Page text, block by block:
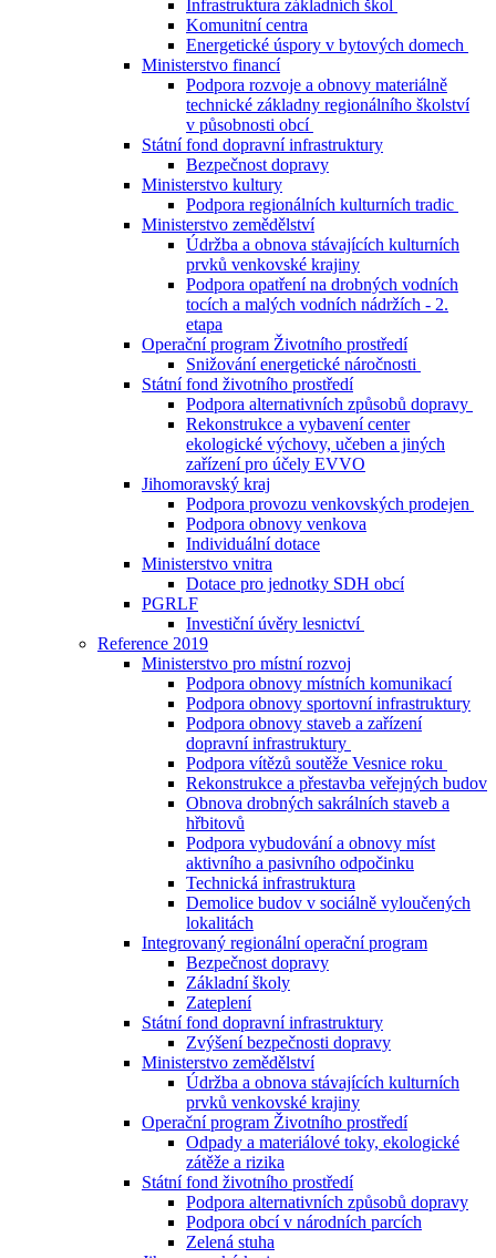
Infrastruktura základních škol
Komunitní centra
Energetické úspory v bytových domech
Ministerstvo financí
Podpora rozvoje a obnovy materiálně
technické základny regionálního školství
v působnosti obcí
Státní fond dopravní infrastruktury
Bezpečnost dopravy
Ministerstvo kultury
Podpora regionálních kulturních tradic
Ministerstvo zemědělství
Údržba a obnova stávajících kulturních
prvků venkovské krajiny
Podpora opatření na drobných vodních
tocích a malých vodních nádržích - 2.
etapa
Operační program Životního prostředí
Snižování energetické náročnosti
Státní fond životního prostředí
Podpora alternativních způsobů dopravy
Rekonstrukce a vybavení center
ekologické výchovy, učeben a jiných
zařízení pro účely EVVO
Jihomoravský kraj
Podpora provozu venkovských prodejen
Podpora obnovy venkova
Individuální dotace
Ministerstvo vnitra
Dotace pro jednotky SDH obcí
PGRLF
Investiční úvěry lesnictví
Reference 2019
Ministerstvo pro místní rozvoj
Podpora obnovy místních komunikací
Podpora obnovy sportovní infrastruktury
Podpora obnovy staveb a zařízení
dopravní infrastruktury
Podpora vítězů soutěže Vesnice roku
Rekonstrukce a přestavba veřejných budov
Obnova drobných sakrálních staveb a
hřbitovů
Podpora vybudování a obnovy míst
aktivního a pasivního odpočinku
Technická infrastruktura
Demolice budov v sociálně vyloučených
lokalitách
Integrovaný regionální operační program
Bezpečnost dopravy
Základní školy
Zateplení
Státní fond dopravní infrastruktury
Zvýšení bezpečnosti dopravy
Ministerstvo zemědělství
Údržba a obnova stávajících kulturních
prvků venkovské krajiny
Operační program Životního prostředí
Odpady a materiálové toky, ekologické
zátěže a rizika
Státní fond životního prostředí
Podpora alternativních způsobů dopravy
Podpora obcí v národních parcích
Zelená stuha